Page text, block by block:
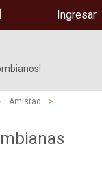
Ingresar
Amistad
>